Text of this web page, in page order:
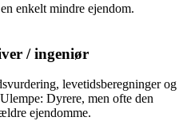
enkelt mindre ejendom.
/ ingeniør
levetidsberegninger og
Dyrere, men ofte den
ejendomme.